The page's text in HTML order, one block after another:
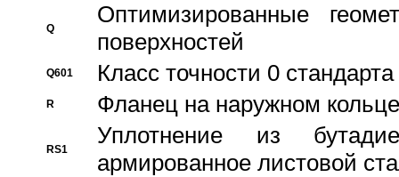
Q
Оптимизированные
поверхностей
Q601 Класс точности 0
R Фланец на наружном кольце
RS1
Уплотнение из
армированное листовой